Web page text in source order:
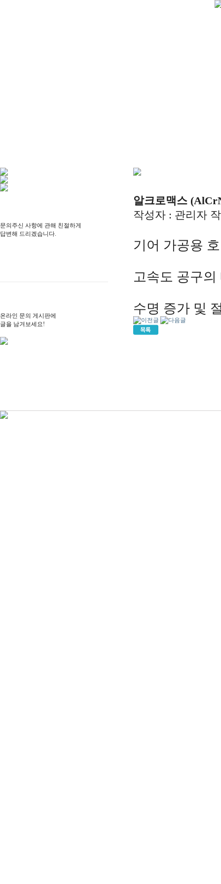
문의주신 사항에 관해 친절하게
답변해 드리겠습니다.
온라인 문의 게시판에
글을 남겨보세요!
알크로맥스
작성자 : 관리자
기어 가공용
고속도 공구
수명 증가 및